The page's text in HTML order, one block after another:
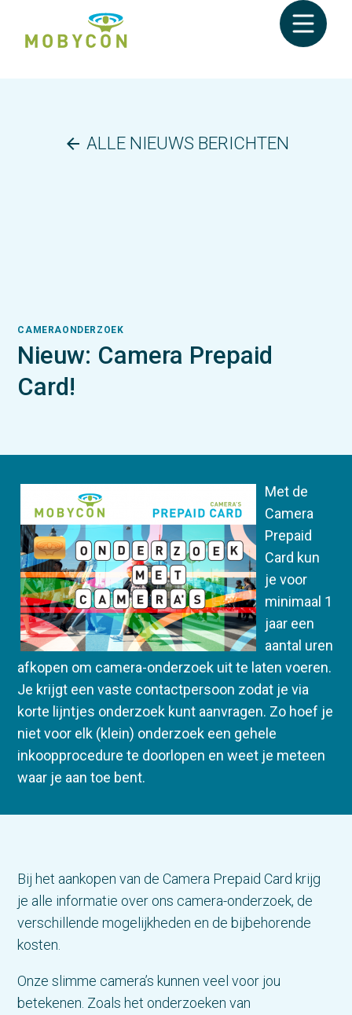
arrow_back ALLE NIEUWS BERICHTEN
CAMERAONDERZOEK
Nieuw: Camera Prepaid
Card!
Met de
Camera
Prepaid
Card kun
je voor
minimaal 1
jaar een
aantal uren
afkopen om camera-onderzoek uit te laten voeren.
Je krijgt een vaste contactpersoon zodat je via
korte lijntjes onderzoek kunt aanvragen. Zo hoef je
niet voor elk (klein) onderzoek een gehele
inkoopprocedure te doorlopen en weet je meteen
waar je aan toe bent.
Bij het aankopen van de Camera Prepaid Card krijg
je alle informatie over ons camera-onderzoek, de
verschillende mogelijkheden en de bijbehorende
kosten.
Onze slimme camera’s kunnen veel voor jou
betekenen. Zoals het onderzoeken van